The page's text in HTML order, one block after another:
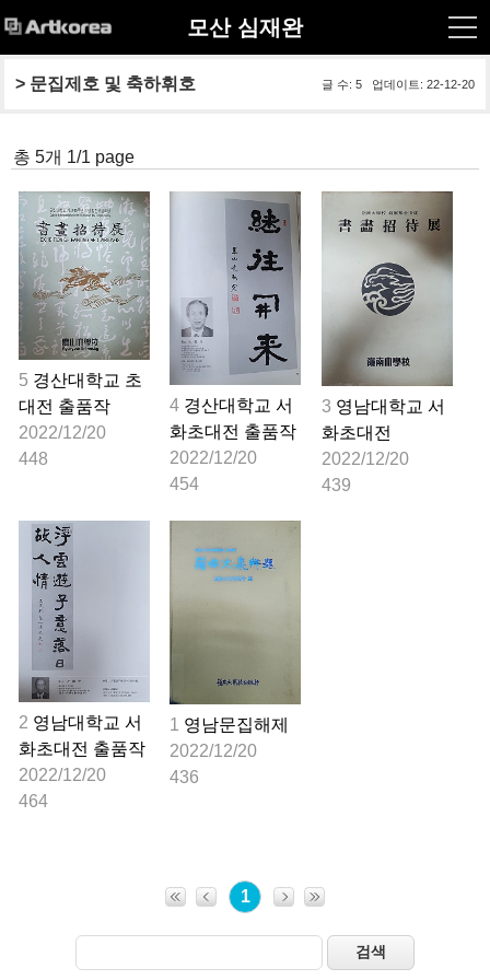
모산 심재완
글 수: 5 업데이트: 22-12-20
> 문집제호 및 축하휘호
총 5개 1/1 page
5 경산대학교 초
대전 출품작
2022/12/20
448
4 경산대학교 서
화초대전 출품작
2022/12/20
454
3 영남대학교 서
화초대전
2022/12/20
439
2 영남대학교 서
화초대전 출품작
2022/12/20
464
1 영남문집해제
2022/12/20
436
1